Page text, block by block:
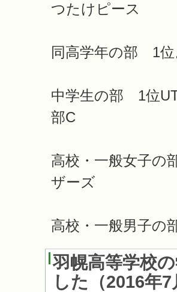
つたけピース
同高学年の部 1位
中学生の部 1位
部C
高校・一般女子の
ザーズ
高校・一般男子の
羽幌高等学校
した （2016年7